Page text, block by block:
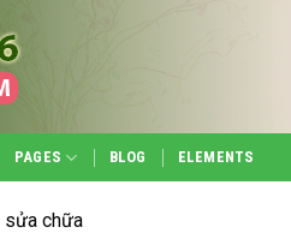
PAGES BLOG ELEMENTS
sửa chữa